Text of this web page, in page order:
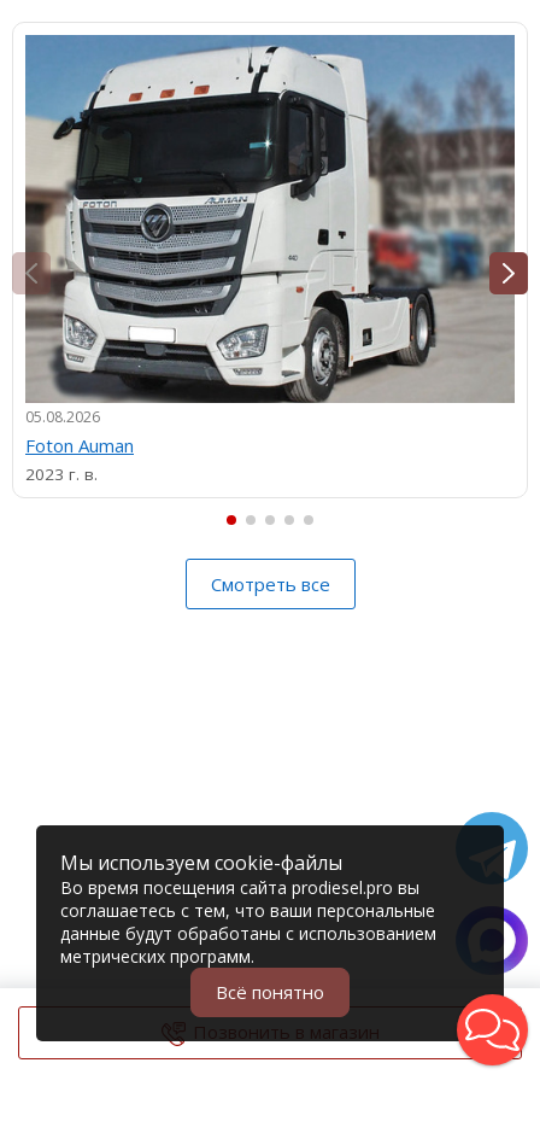
Позвонить в магазин
05.08.2026
Foton Auman
2023 г. в.
Смотреть все
© 2006 – 2026 Prodiesel
Мы используем cookie-файлы
Во время посещения сайта prodiesel.pro вы
соглашаетесь с тем, что ваши персональные
данные будут обработаны с использованием
метрических программ.
Всё понятно